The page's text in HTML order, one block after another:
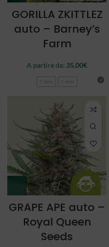
GORILLA ZKITTLEZ
auto – Barney’s
Farm
A partire da: 35,00€
GRAPE APE auto –
Royal Queen
Seeds